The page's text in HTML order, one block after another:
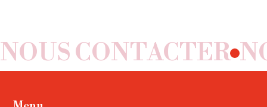
NOUS CONTACTER